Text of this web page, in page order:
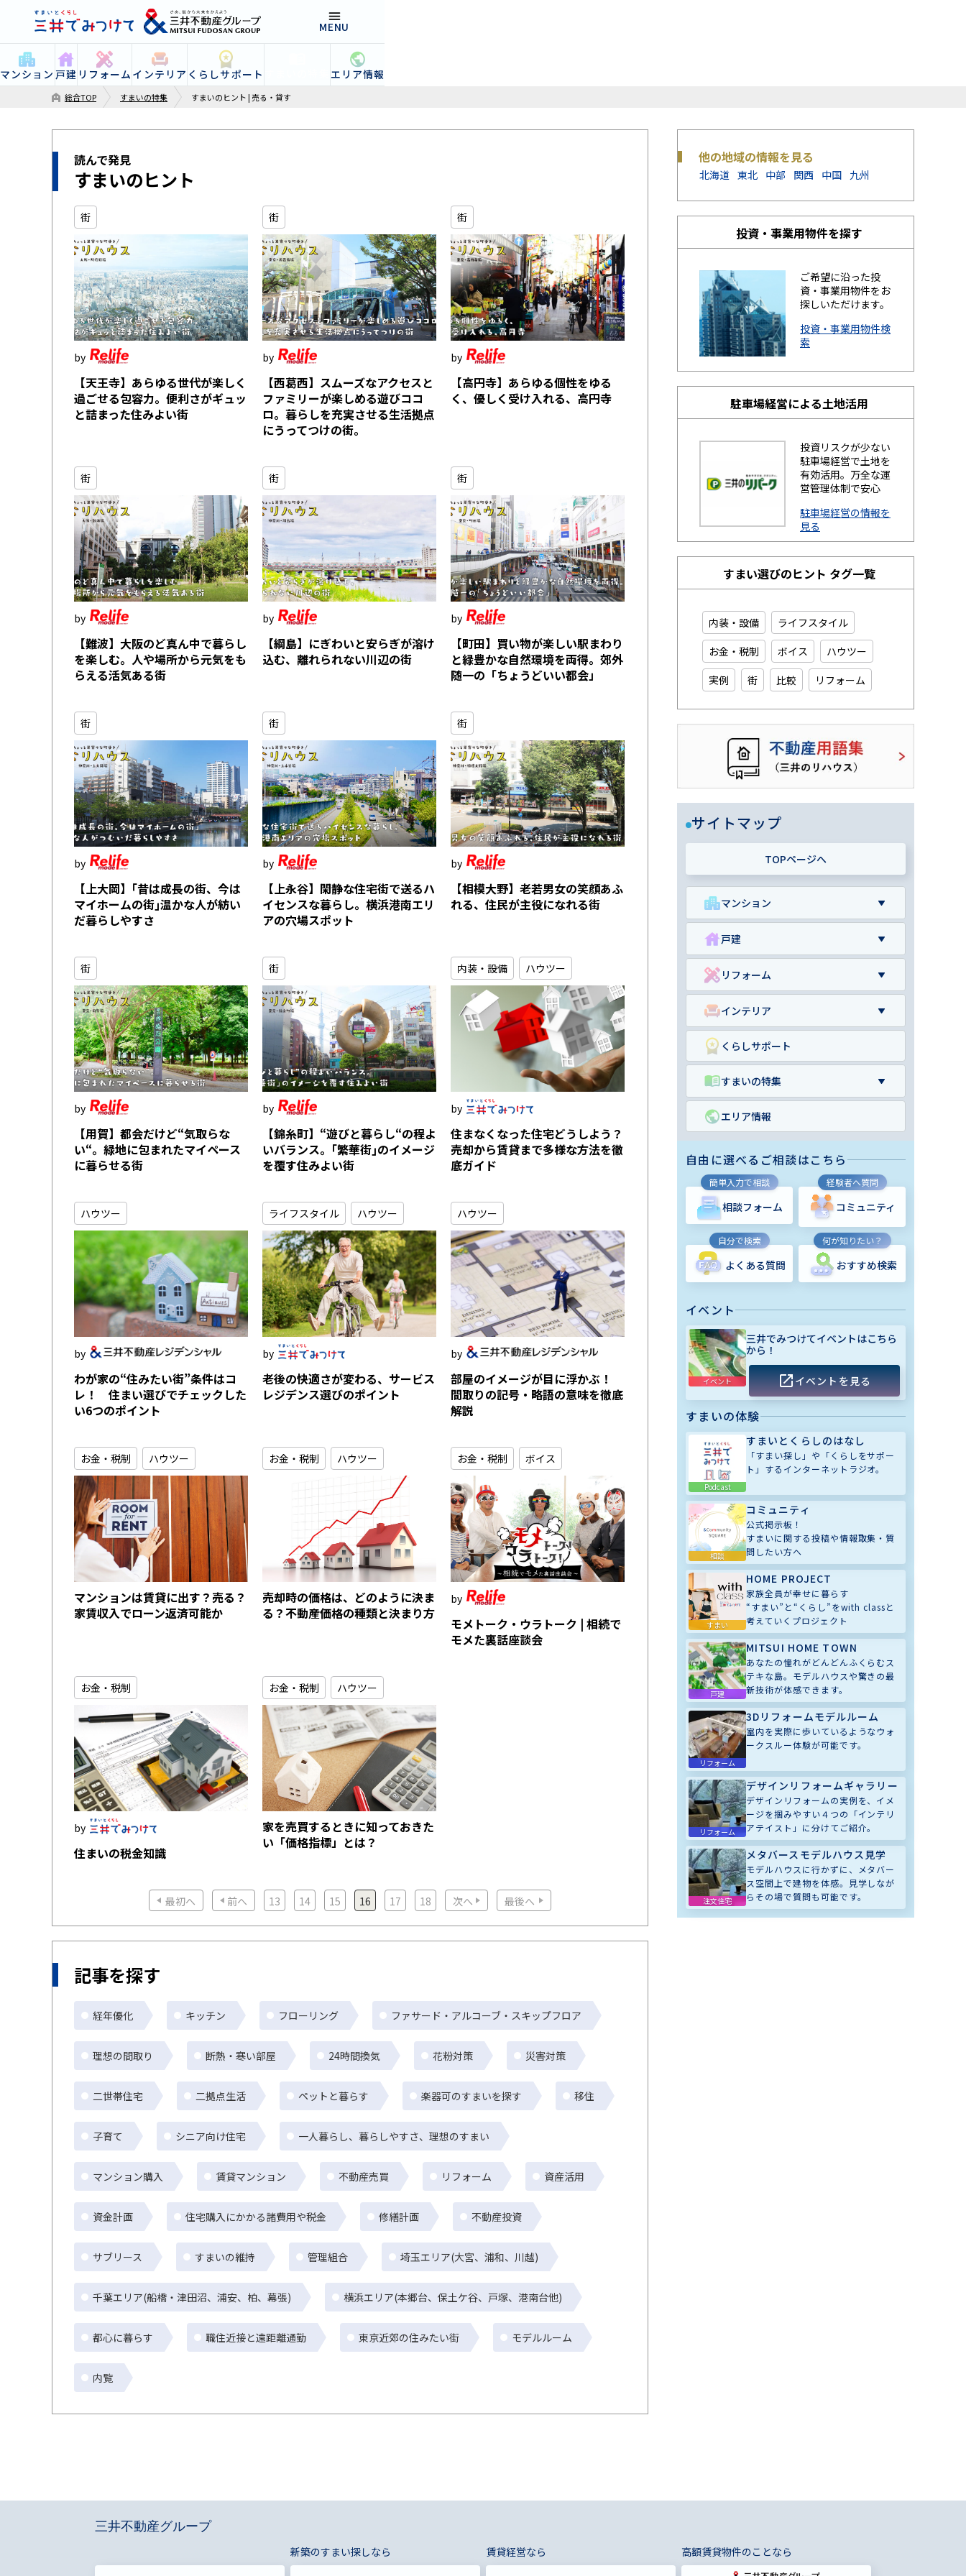
MENU
マンション 戸建 リフォーム インテリア くらしサポート エリア情報
総合TOP すまいの特集 すまいのヒント | 売る・貸す
読んで発見
すまいのヒント
街
【天王寺】あらゆる世代が楽しく
過ごせる包容力。便利さがギュッ
と詰まった住みよい街
街
【西葛西】スムーズなアクセスと
ファミリーが楽しめる遊びココ
ロ。暮らしを充実させる生活拠点
にうってつけの街。
街
【高円寺】あらゆる個性をゆる
く、優しく受け入れる、高円寺
街
【難波】大阪のど真ん中で暮らし
を楽しむ。人や場所から元気をも
らえる活気ある街
街
【綱島】にぎわいと安らぎが溶け
込む、離れられない川辺の街
街
【町田】買い物が楽しい駅まわり
と緑豊かな自然環境を両得。郊外
随一の「ちょうどいい都会」
街
【上大岡】｢昔は成長の街、今は
マイホームの街｣温かな人が紡い
だ暮らしやすさ
街
【上永谷】閑静な住宅街で送るハ
イセンスな暮らし。横浜港南エリ
アの穴場スポット
街
【相模大野】老若男女の笑顔あふ
れる、住民が主役になれる街
街
【用賀】都会だけど“気取らな
い“。緑地に包まれたマイペース
に暮らせる街
街
【錦糸町】“遊びと暮らし“の程よ
いバランス。｢繁華街｣のイメージ
を覆す住みよい街
内装・設備 ハウツー
住まなくなった住宅どうしよう？
売却から賃貸まで多様な方法を徹
底ガイド
ハウツー
わが家の“住みたい街”条件はコ
レ！ 住まい選びでチェックした
い6つのポイント
ライフスタイル ハウツー
老後の快適さが変わる、サービス
レジデンス選びのポイント
ハウツー
部屋のイメージが目に浮かぶ！
間取りの記号・略語の意味を徹底
解説
お金・税制 ハウツー
マンションは賃貸に出す？売る？
家賃収入でローン返済可能か
お金・税制 ハウツー
売却時の価格は、どのように決ま
る？不動産価格の種類と決まり方
お金・税制 ボイス
モメトーク・ウラトーク | 相続で
モメた裏話座談会
お金・税制
住まいの税金知識
お金・税制 ハウツー
家を売買するときに知っておきた
い「価格指標」とは？
最初へ 前へ 13 14 15 16 17 18 次へ 最後へ
記事を探す
経年優化 キッチン フローリング ファサード・アルコーブ・スキップフロア
理想の間取り 断熱・寒い部屋 24時間換気 花粉対策 災害対策
二世帯住宅 二拠点生活 ペットと暮らす 楽器可のすまいを探す 移住
子育て シニア向け住宅 一人暮らし、暮らしやすさ、理想のすまい
マンション購入 賃貸マンション 不動産売買 リフォーム 資産活用
資金計画 住宅購入にかかる諸費用や税金 修繕計画 不動産投資
サブリース すまいの維持 管理組合 埼玉エリア(大宮、浦和、川越)
千葉エリア(船橋・津田沼、浦安、柏、幕張) 横浜エリア(本郷台、保土ケ谷、戸塚、港南台他)
都心に暮らす 職住近接と遠距離通勤 東京近郊の住みたい街 モデルルーム
内覧
他の地域の情報を見る
北海道 東北 中部 関西 中国 九州
投資・事業用物件を探す
ご希望に沿った投
資・事業用物件をお
探しいただけます。
投資・事業用物件検
索
駐車場経営による土地活用
投資リスクが少ない
駐車場経営で土地を
有効活用。万全な運
営管理体制で安心
駐車場経営の情報を
見る
すまい選びのヒント タグ一覧
内装・設備
ライフスタイル
お金・税制
ボイス
ハウツー
実例
街 比較 リフォーム
サイトマップ
TOPページへ
マンション
戸建
リフォーム
インテリア
くらしサポート
すまいの特集
エリア情報
自由に選べるご相談はこちら
簡単入力で相談
相談フォーム
経験者へ質問
コミュニティ
自分で検索
よくある質問
何が知りたい？
おすすめ検索
イベント
イベント
三井でみつけてイベントはこちら
から！
イベントを見る
すまいの体験
Podcast
すまいとくらしのはなし
「すまい探し」や「くらしをサポー
ト」するインターネットラジオ。
相談
コミュニティ
公式掲示板！
すまいに関する投稿や情報取集・質
問したい方へ
すまい
HOME PROJECT
家族全員が幸せに暮らす
“すまい”と“くらし”をwith classと
考えていくプロジェクト
戸建
MITSUI HOME TOWN
あなたの憧れがどんどんふくらむス
テキな島。モデルハウスや驚きの最
新技術が体感できます。
リフォーム
3Dリフォームモデルルーム
室内を実際に歩いているようなウォ
ークスルー体験が可能です。
リフォーム
デザインリフォームギャラリー
デザインリフォームの実例を、イメ
ージを掴みやすい４つの「インテリ
アテイスト」に分けてご紹介。
注文住宅
メタバースモデルハウス見学
モデルハウスに行かずに、メタバー
ス空間上で建物を体感。見学しなが
らその場で質問も可能です。
三井不動産グループ
新築のすまい探しなら
賃貸経営なら 高額賃貸物件のことなら